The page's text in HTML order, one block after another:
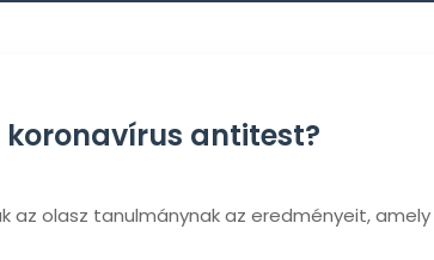
antitest?
az olasz tanulmánynak az eredményeit,